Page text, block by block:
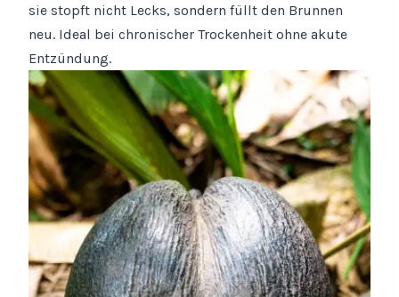
sie stopft nicht Lecks, sondern füllt den Brunnen
neu. Ideal bei chronischer Trockenheit ohne akute
Entzündung.